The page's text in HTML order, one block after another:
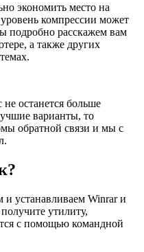
экономить место на
компрессии может
подробно расскажем вам
а также других
останется больше
варианты, то
обратной связи и мы с
и устанавливаем Winrar и
утилиту,
с помощью командной